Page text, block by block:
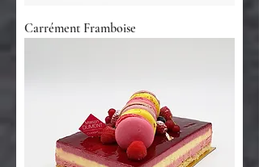
Carrément Framboise